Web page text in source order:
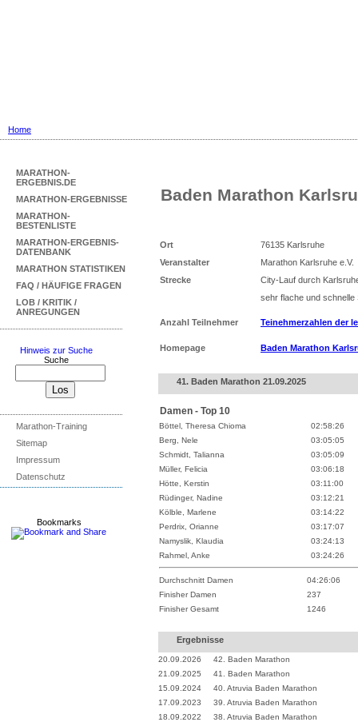
Home
MARATHON-
ERGEBNIS.DE
MARATHON-ERGEBNISSE
MARATHON-
BESTENLISTE
MARATHON-ERGEBNIS-
DATENBANK
MARATHON STATISTIKEN
FAQ / HÄUFIGE FRAGEN
LOB / KRITIK /
ANREGUNGEN
Hinweis zur Suche
Suche
Marathon-Training
Sitemap
Impressum
Datenschutz
Bookmarks
Baden Marathon
Ort
76135 Karlsruhe
Veranstalter
Marathon Karlsruhe e.V.
Strecke
City-Lauf durch
sehr flache und schnelle
Anzahl Teilnehmer Teinehmerzahlen der
Homepage Baden Marathon
41. Baden Marathon 21.09.2025
Damen - Top 10
Böttel, Theresa Chioma
02:58:26
Berg, Nele
03:05:05
Schmidt, Talianna
03:05:09
Müller, Felicia
03:06:18
Hötte, Kerstin
03:11:00
Rüdinger, Nadine
03:12:21
Kölble, Marlene
03:14:22
Perdrix, Orianne
03:17:07
Namyslik, Klaudia
03:24:13
Rahmel, Anke
03:24:26
Durchschnitt Damen
04:26:06
Finisher Damen
237
Finisher Gesamt
1246
Ergebnisse
20.09.2026
42. Baden Marathon
21.09.2025
41. Baden Marathon
15.09.2024
40. Atruvia Baden Marathon
17.09.2023
39. Atruvia Baden Marathon
18.09.2022
38. Atruvia Baden Marathon